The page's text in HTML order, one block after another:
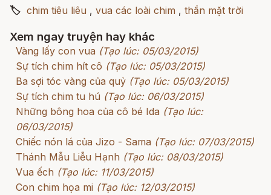
🏷 chim tiêu liêu , vua các loài chim , thần mặt trời
Xem ngay truyện hay khác
Vàng lấy con vua (Tạo lúc: 05/03/2015)
Sự tích chim hít cô (Tạo lúc: 05/03/2015)
Ba sợi tóc vàng của quỷ (Tạo lúc: 05/03/2015)
Sự tích chim tu hú (Tạo lúc: 06/03/2015)
Những bông hoa của cô bé Ida (Tạo lúc:
06/03/2015)
Chiếc nón lá của Jizo - Sama (Tạo lúc: 07/03/2015)
Thánh Mẫu Liễu Hạnh (Tạo lúc: 08/03/2015)
Vua ếch (Tạo lúc: 11/03/2015)
Con chim họa mi (Tạo lúc: 12/03/2015)